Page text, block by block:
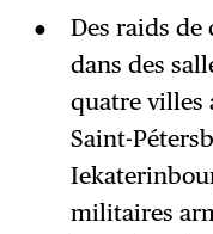
Des raids de
dans des
quatre villes
Saint-
militaires